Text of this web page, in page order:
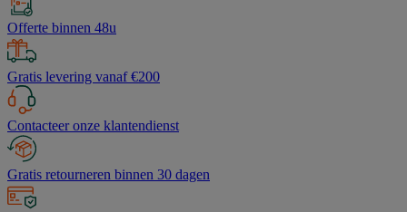
Offerte binnen 48u
Gratis levering vanaf €200
Contacteer onze klantendienst
Gratis retourneren binnen 30 dagen